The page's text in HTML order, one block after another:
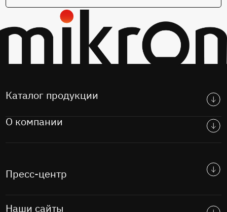
Каталог продукции
О компании
Пресс-центр
Наши сайты